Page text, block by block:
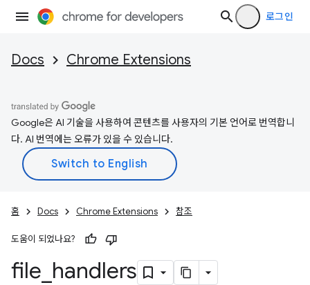
로그인
Docs Chrome Extensions
Google은 AI 기술을 사용하여 콘텐츠를 사용자의 기본 언어로 번역합니
다. AI 번역에는 오류가 있을 수 있습니다.
홈 Docs Chrome Extensions 참조
도움이 되었나요?
file handlers